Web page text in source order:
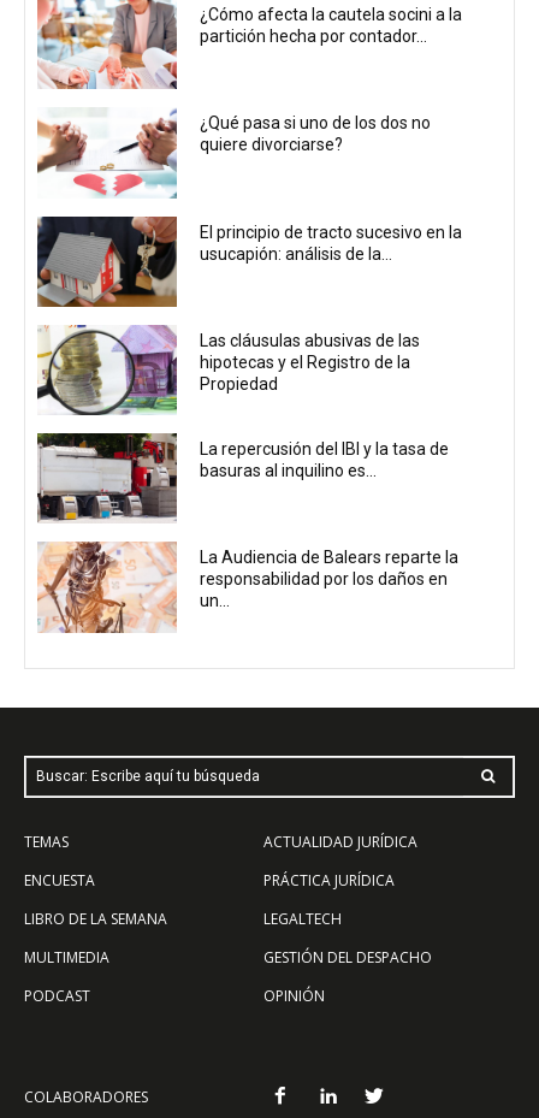
¿Cómo afecta la cautela socini a la
partición hecha por contador...
¿Qué pasa si uno de los dos no
quiere divorciarse?
El principio de tracto sucesivo en la
usucapión: análisis de la...
Las cláusulas abusivas de las
hipotecas y el Registro de la
Propiedad
La repercusión del IBI y la tasa de
basuras al inquilino es...
La Audiencia de Balears reparte la
responsabilidad por los daños en
un...
Buscar: Escribe aquí tu búsqueda
TEMAS
ENCUESTA
LIBRO DE LA SEMANA
MULTIMEDIA
PODCAST
ACTUALIDAD JURÍDICA
PRÁCTICA JURÍDICA
LEGALTECH
GESTIÓN DEL DESPACHO
OPINIÓN
COLABORADORES